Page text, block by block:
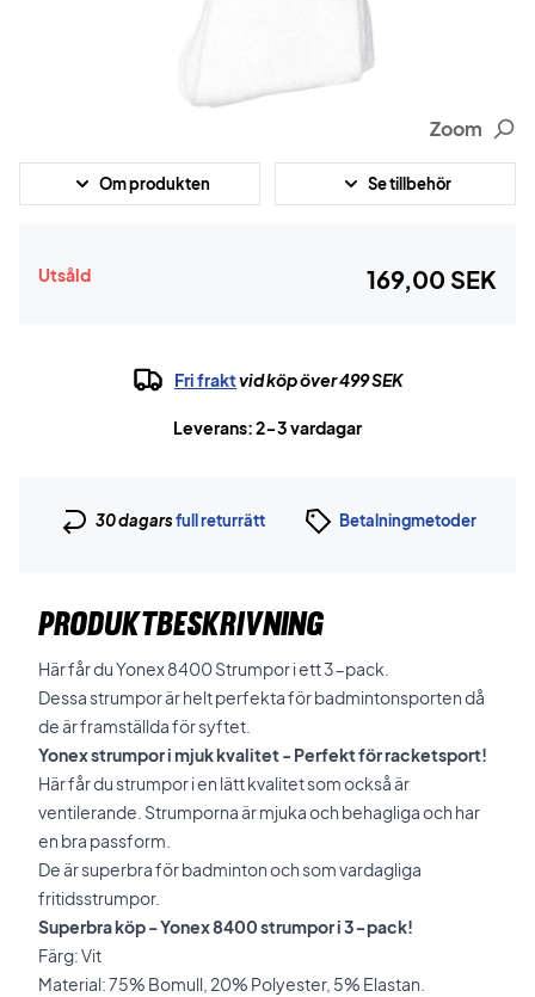
Zoom
Om produkten Se tillbehör
Utsåld 169,00 SEK
Fri fraktvid köp över 499 SEK
Leverans: 2-3 vardagar
30 dagarsfull returrätt Betalningmetoder
PRODUKTBESKRIVNING
Här får du Yonex 8400 Strumpor i ett 3-pack.
Dessa strumpor är helt perfekta för badmintonsporten då
de är framställda för syftet.
Yonex strumpor i mjuk kvalitet - Perfekt för racketsport!
Här får du strumpor i en lätt kvalitet som också är
ventilerande. Strumporna är mjuka och behagliga och har
en bra passform.
De är superbra för badminton och som vardagliga
fritidsstrumpor.
Superbra köp - Yonex 8400 strumpor i 3-pack!
Färg: Vit
Material: 75% Bomull, 20% Polyester, 5% Elastan.